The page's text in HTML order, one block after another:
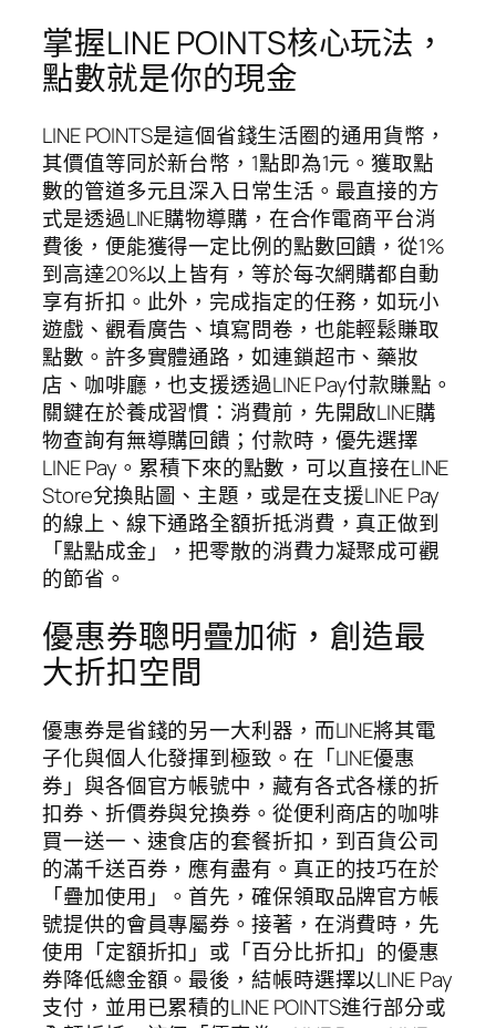
掌握LINE POINTS核心玩法，
點數就是你的現金
LINE POINTS是這個省錢生活圈的通用貨幣，
其價值等同於新台幣，1點即為1元。獲取點
數的管道多元且深入日常生活。最直接的方
式是透過LINE購物導購，在合作電商平台消
費後，便能獲得一定比例的點數回饋，從1%
到高達20%以上皆有，等於每次網購都自動
享有折扣。此外，完成指定的任務，如玩小
遊戲、觀看廣告、填寫問卷，也能輕鬆賺取
點數。許多實體通路，如連鎖超市、藥妝
店、咖啡廳，也支援透過LINE Pay付款賺點。
關鍵在於養成習慣：消費前，先開啟LINE購
物查詢有無導購回饋；付款時，優先選擇
LINE Pay。累積下來的點數，可以直接在LINE
Store兌換貼圖、主題，或是在支援LINE Pay
的線上、線下通路全額折抵消費，真正做到
「點點成金」，把零散的消費力凝聚成可觀
的節省。
優惠券聰明疊加術，創造最
大折扣空間
優惠券是省錢的另一大利器，而LINE將其電
子化與個人化發揮到極致。在「LINE優惠
券」與各個官方帳號中，藏有各式各樣的折
扣券、折價券與兌換券。從便利商店的咖啡
買一送一、速食店的套餐折扣，到百貨公司
的滿千送百券，應有盡有。真正的技巧在於
「疊加使用」。首先，確保領取品牌官方帳
號提供的會員專屬券。接著，在消費時，先
使用「定額折扣」或「百分比折扣」的優惠
券降低總金額。最後，結帳時選擇以LINE Pay
支付，並用已累積的LINE POINTS進行部分或